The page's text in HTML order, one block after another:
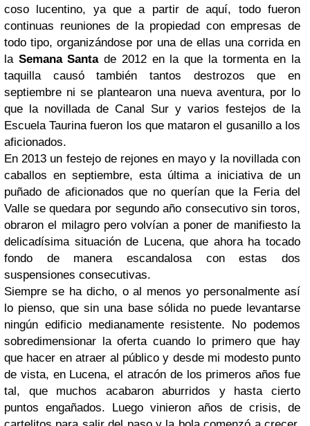
coso lucentino, ya que a partir de aquí, todo fueron
continuas reuniones de la propiedad con empresas de
todo tipo, organizándose por una de ellas una corrida en
la Semana Santade 2012 en la que la tormenta en la
taquilla causó también tantos destrozos que en
septiembre ni se plantearon una nueva aventura, por lo
que la novillada de Canal Sur y varios festejos de la
Escuela Taurina fueron los que mataron el gusanillo a los
aficionados.
En 2013 un festejo de rejones en mayo y la novillada con
caballos en septiembre, esta última a iniciativa de un
puñado de aficionados que no querían que la Feria del
Valle se quedara por segundo año consecutivo sin toros,
obraron el milagro pero volvían a poner de manifiesto la
delicadísima situación de Lucena, que ahora ha tocado
fondo de manera escandalosa con estas dos
suspensiones consecutivas.
Siempre se ha dicho, o al menos yo personalmente así
lo pienso, que sin una base sólida no puede levantarse
ningún edificio medianamente resistente. No podemos
sobredimensionar la oferta cuando lo primero que hay
que hacer en atraer al público y desde mi modesto punto
de vista, en Lucena, el atracón de los primeros años fue
tal, que muchos acabaron aburridos y hasta cierto
puntos engañados. Luego vinieron años de crisis, de